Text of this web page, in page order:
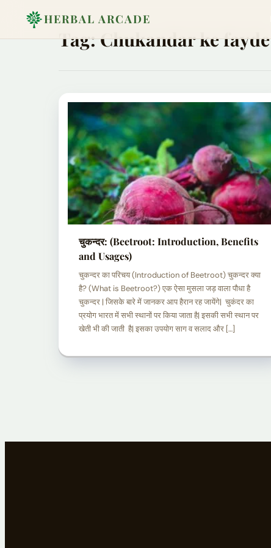
HERBAL ARCADE
Tag:Chukandar ke fayde
चुकन्दर: (Beetroot: Introduction, Benefits
and Usages)
चुकन्दर का परिचय (Introduction of Beetroot) चुकन्दर क्या
है? (What is Beetroot?) एक ऐसा मुसला जड़ वाला पौधा है
चुकन्दर | जिसके बारे में जानकर आप हैरान रह जायेंगे| चुकंदर का
प्रयोग भारत में सभी स्थानों पर किया जाता है| इसकी सभी स्थान पर
खेती भी की जाती है| इसका उपयोग साग व सलाद और […]